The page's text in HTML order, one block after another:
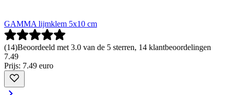
GAMMA lijmklem 5x10 cm
(14)Beoordeeld met 3.0 van de 5 sterren, 14 klantbeoordelingen
7.49
Prijs: 7.49 euro